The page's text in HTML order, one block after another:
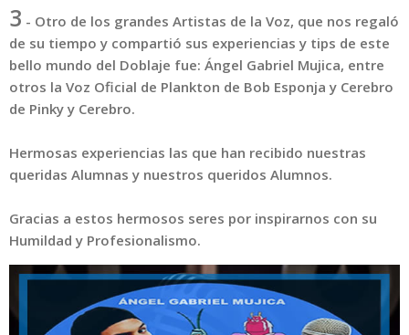
3 - Otro de los grandes Artistas de la Voz, que nos regaló
de su tiempo y compartió sus experiencias y tips de este
bello mundo del Doblaje fue: Ángel Gabriel Mujica, entre
otros la Voz Oficial de Plankton de Bob Esponja y Cerebro
de Pinky y Cerebro.
Hermosas experiencias las que han recibido nuestras
queridas Alumnas y nuestros queridos Alumnos.
Gracias a estos hermosos seres por inspirarnos con su
Humildad y Profesionalismo.